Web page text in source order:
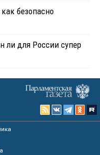
безопасно
ли для России супер